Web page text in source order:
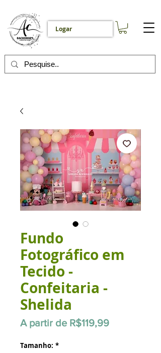
Logar
Fundo
Fotográfico em
Tecido -
Confeitaria -
Shelida
A partir de R$119,99Preço
Tamanho: *